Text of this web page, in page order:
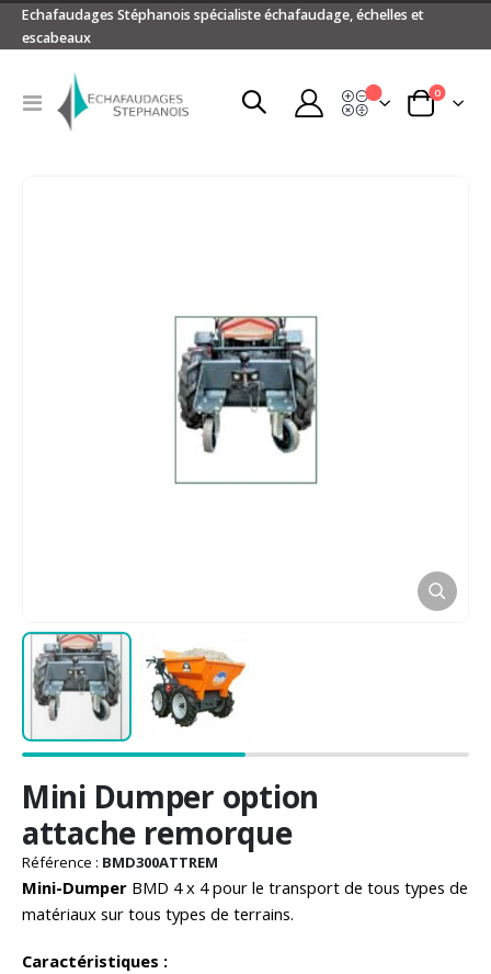
Echafaudages Stéphanois spécialiste échafaudage, échelles et
escabeaux
Basculer
Panier
0articles
Devis
au
début
de
la
Galerie
d’images
Mini Dumper option
attache remorque
Référence : BMD300ATTREM
Mini-Dumper BMD 4 x 4 pour le transport de tous types de
matériaux sur tous types de terrains.
Caractéristiques :